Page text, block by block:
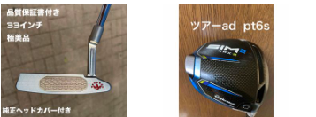
になり、梱包も最低限になります。送料を
に梱包も可能です。ご希望あれば事前にコ
します。
4商品受取後は迅速に動作確認をされて、
す。上記の内容を全てご理解いただける方
す。こちら仕事もしている一般人です。業